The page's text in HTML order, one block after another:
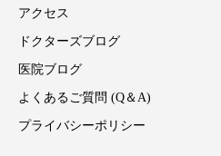
アクセス
ドクターズブログ
医院ブログ
よくあるご質問 (Q＆A)
プライバシーポリシー